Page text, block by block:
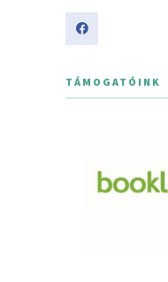
TÁMOGATÓINK